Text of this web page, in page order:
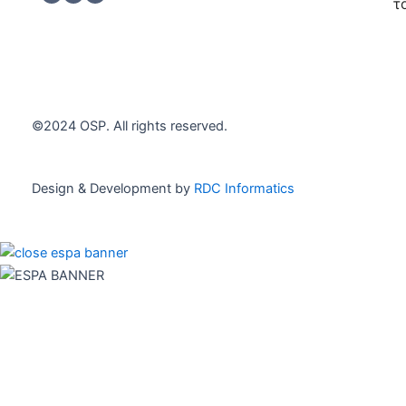
©2024 OSP. All rights reserved.
Design & Development by RDC Informatics